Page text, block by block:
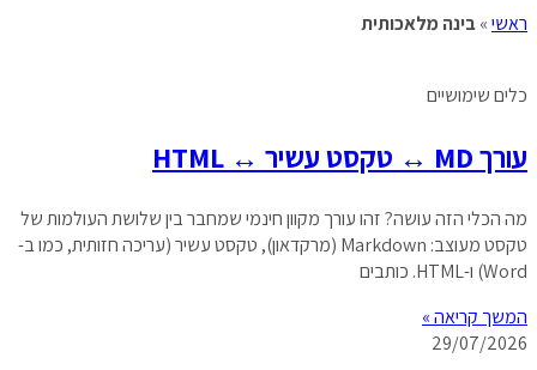
ראשי»בינה מלאכותית
כלים שימושיים
עורך MD ↔ טקסט עשיר ↔ HTML
מה הכלי הזה עושה? זהו עורך מקוון חינמי שמחבר בין שלושת העולמות של
טקסט מעוצב: Markdown (מרקדאון), טקסט עשיר (עריכה חזותית, כמו ב-
Word) ו-HTML. כותבים
המשך קריאה »
29/07/2026